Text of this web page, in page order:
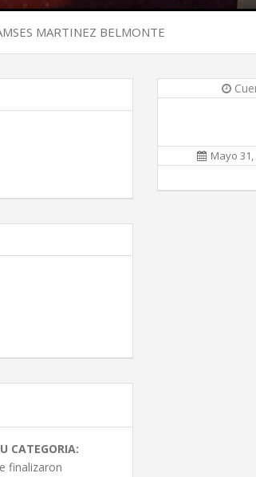
MARTINEZ BELMONTE
CATEGORIA:
finalizaron
Mayo 31,